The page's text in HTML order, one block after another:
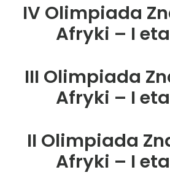
IV Olimpiada
Afryki – I
III Olimpiada
Afryki – I
II Olimpiada
Afryki – I